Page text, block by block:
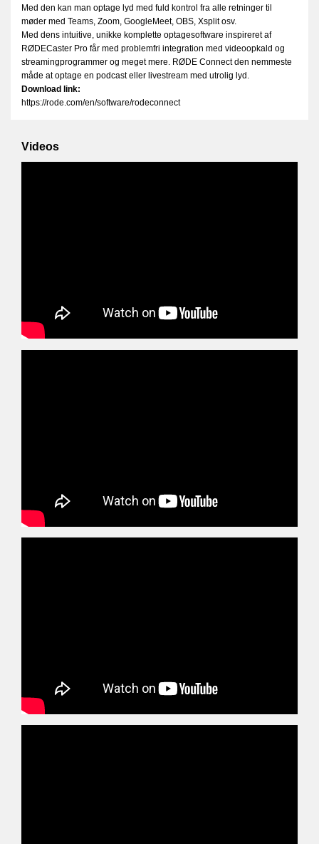
Med den kan man optage lyd med fuld kontrol fra alle retninger til
møder med Teams, Zoom, GoogleMeet, OBS, Xsplit osv.
Med dens intuitive, unikke komplette optagesoftware inspireret af
RØDECaster Pro får med problemfri integration med videoopkald og
streamingprogrammer og meget mere. RØDE Connect den nemmeste
måde at optage en podcast eller livestream med utrolig lyd.
Download link:
https://rode.com/en/software/rodeconnect
Videos